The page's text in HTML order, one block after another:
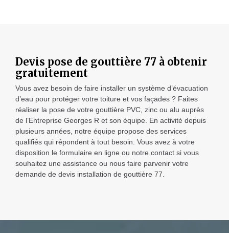
Devis pose de gouttière 77 à obtenir
gratuitement
Vous avez besoin de faire installer un système d’évacuation
d’eau pour protéger votre toiture et vos façades ? Faites
réaliser la pose de votre gouttière PVC, zinc ou alu auprès
de l’Entreprise Georges R et son équipe. En activité depuis
plusieurs années, notre équipe propose des services
qualifiés qui répondent à tout besoin. Vous avez à votre
disposition le formulaire en ligne ou notre contact si vous
souhaitez une assistance ou nous faire parvenir votre
demande de devis installation de gouttière 77.